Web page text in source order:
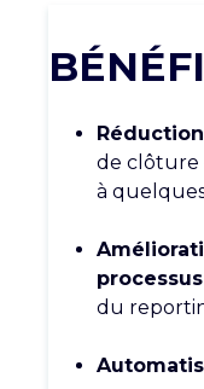
de clôture
à
processus
du